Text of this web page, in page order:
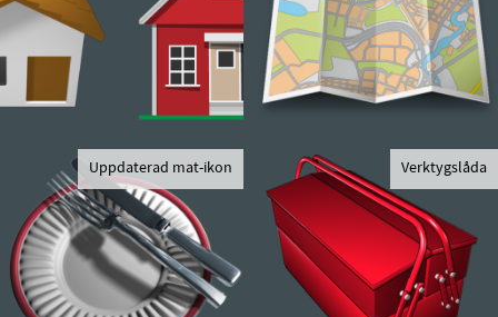
Uppdaterad mat-ikon Verktygslåda